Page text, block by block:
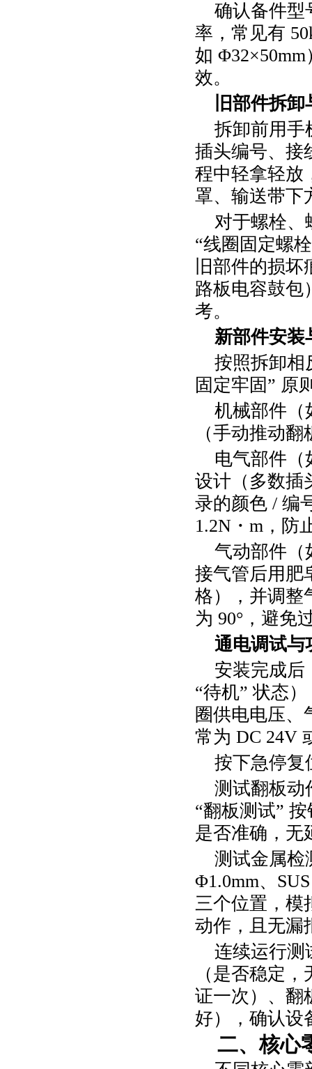
确认备件型
率，常见有
如 Φ32×50mm
效。
旧部件拆
拆卸前用手
插头编号、接
程中轻拿轻放
罩、输送带下
对于螺栓、
“线圈固定螺
旧部件的损
路板电容鼓包
考。
新部件安装
按照拆卸相
固定牢固” 原
机械部件（
（手动推动
电气部件（
设计（多数插
录的颜色 / 编
1.2N ・ m ，防
气动部件（
接气管后用肥
格），并调整
为 90°，避免
通电调试与
安装完成后
“待机” 状态
圈供电电压、
常为 DC 24V
按下急停复
测试翻板动
“翻板测试”
是否准确，无
测试金属检
Φ1.0mm、
三个位置，模
动作，且无漏
连续运行测
（是否稳定
证一次）、翻
好），确认设
二、核心